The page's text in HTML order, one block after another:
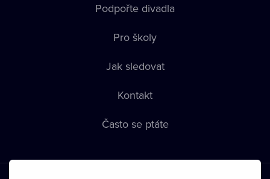
Podpořte divadla
Pro školy
Jak sledovat
Kontakt
Často se ptáte